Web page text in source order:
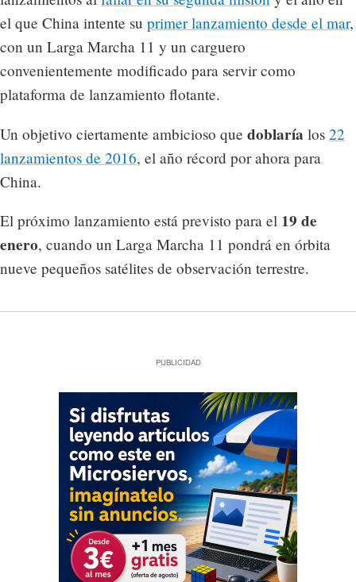
el que China intente su primer lanzamiento desde el mar,
con un Larga Marcha 11 y un carguero
convenientemente modificado para servir como
plataforma de lanzamiento flotante.
Un objetivo ciertamente ambicioso que doblaría los 22
lanzamientos de 2016, el año récord por ahora para
China.
El próximo lanzamiento está previsto para el 19 de
enero, cuando un Larga Marcha 11 pondrá en órbita
nueve pequeños satélites de observación terrestre.
PUBLICIDAD